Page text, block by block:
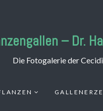
– Dr.
Die Fotogalerie der